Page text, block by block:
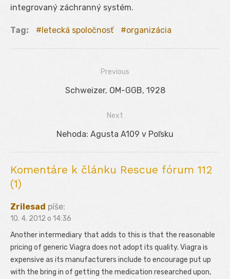
integrovaný záchranný systém.
Tag: letecká spoločnosť organizácia
Navigácia
Previous
Previous
Schweizer, OM-GGB, 1928
Next
Next
Nehoda: Agusta A109 v Poľsku
Komentáre k článku Rescue fórum 112
(1)
Zrilesad píše:
10. 4. 2012 o 14:36
Another intermediary that adds to this is that the reasonable
pricing of generic Viagra does not adopt its quality. Viagra is
expensive as its manufacturers include to encourage put up
with the bring in of getting the medication researched upon,